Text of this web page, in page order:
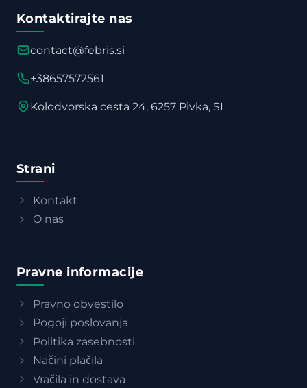
Kontaktirajte nas
contact@febris.si
+38657572561
Kolodvorska cesta 24, 6257 Pivka, SI
Strani
Kontakt
O nas
Pravne informacije
Pravno obvestilo
Pogoji poslovanja
Politika zasebnosti
Načini plačila
Vračila in dostava